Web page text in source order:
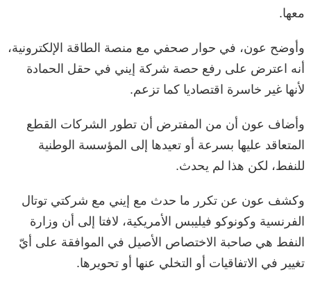
معها.
وأوضح عون، في حوار صحفي مع منصة الطاقة الإلكترونية،
أنه اعترض على رفع حصة شركة إيني في حقل الحمادة
لأنها غير خاسرة اقتصاديا كما تزعم.
وأضاف عون أن من المفترض أن تطور الشركات القطع
المتعاقد عليها بسرعة أو تعيدها إلى المؤسسة الوطنية
للنفط، لكن هذا لم يحدث.
وكشف عون عن تكرر ما حدث مع إيني مع شركتي توتال
الفرنسية وكونوكو فيليبس الأمريكية، لافتا إلى أن وزارة
النفط هي صاحبة الاختصاص الأصيل في الموافقة على أيّ
تغيير في الاتفاقيات أو التخلي عنها أو تحويرها.